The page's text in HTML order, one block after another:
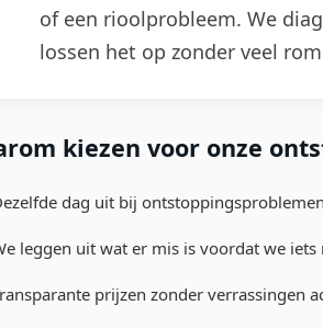
of een rioolprobleem. We
lossen het op zonder veel
kiezen voor onze
dag uit bij
leggen uit wat er mis is voordat we iets
prijzen zonder verrassingen